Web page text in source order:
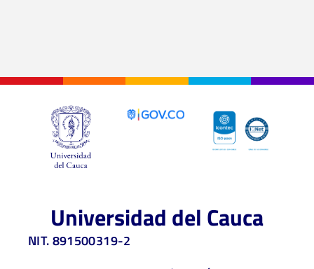
Universidad del Cauca
NIT. 891500319-2